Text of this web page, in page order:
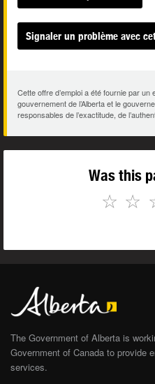
Signaler un problème avec
Cette offre d’emploi a été fournie par
gouvernement de l’Alberta et le
responsables de l’exactitude, de
Was this
☆
☆
The Government of Alberta is
Government of Canada to provide
services.